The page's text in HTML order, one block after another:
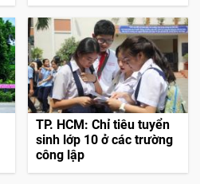
TP. HCM: Chỉ tiêu tuyển
sinh lớp 10 ở các trường
công lập